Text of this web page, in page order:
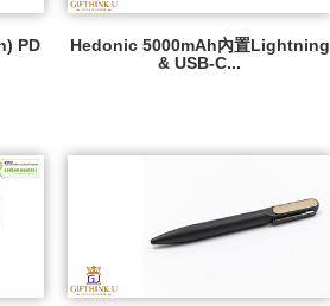
PD
Hedonic 5000mAh內置Lightning
& USB-C...